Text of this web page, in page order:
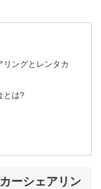
ングとレンタカ
とは?
ーシェアリン